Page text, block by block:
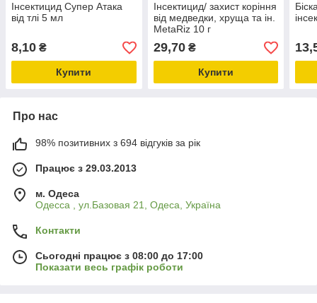
Інсектицид Супер Атака
від тлі 5 мл
8,10 ₴
Купити
Інсектицид/ захист коріння
від медведки, хруща та ін.
MetaRiz 10 г
29,70₴
Купити
Про нас
98% позитивних з 694 відгуків за рік
Працює з 29.03.2013
м. Одеса
Одесса , ул.Базовая 21, Одеса, Україна
Контакти
Сьогодні працює з 08:00 до 17:00
Показати весь графік роботи